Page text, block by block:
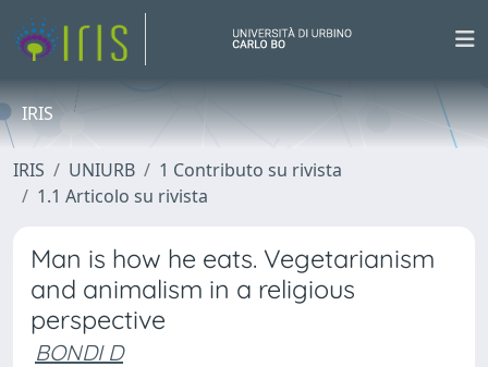
IRIS
IRIS UNIURB
1 Contributo su rivista
1.1 Articolo su rivista
Man is how he eats. Vegetarianism
and animalism in a religious
perspective
BONDI D